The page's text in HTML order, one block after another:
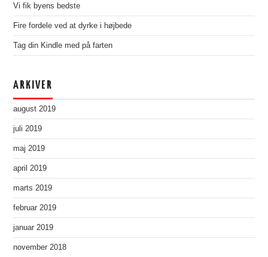
Vi fik byens bedste
Fire fordele ved at dyrke i højbede
Tag din Kindle med på farten
ARKIVER
august 2019
juli 2019
maj 2019
april 2019
marts 2019
februar 2019
januar 2019
november 2018